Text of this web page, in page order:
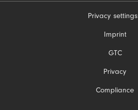
Privacy settings
PomińImprint
GTC
Privacy
Compliance